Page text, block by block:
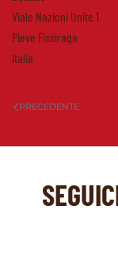
Viale Nazioni Unite 1
Pieve Fissiraga
Italia
PRECEDENTE